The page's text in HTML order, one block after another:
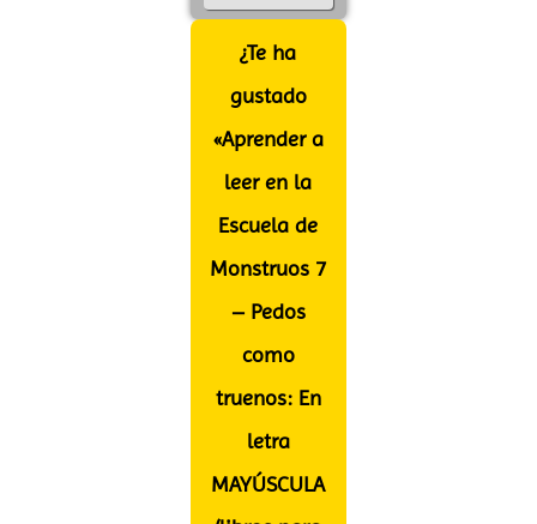
¿Te ha
gustado
«Aprender a
leer en la
Escuela de
Monstruos 7
– Pedos
como
truenos: En
letra
MAYÚSCULA